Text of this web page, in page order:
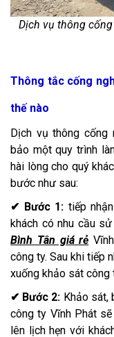
Dịch vụ thông
Thông tắc cống
thế nào
Dịch vụ thông cống
bảo một quy trình
hài lòng cho quý
bước như sau:
✔ Bước 1: tiếp
khách có nhu cầu
Bình Tân giá rẻ
công ty. Sau khi tiếp
xuống khảo sát công
✔ Bước 2: Khảo sát,
công ty Vĩnh Phát
lên lịch hẹn với